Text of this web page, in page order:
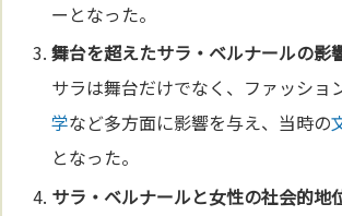
ーとなった。
舞台を超えたサラ・ベルナールの影
サラは舞台だけでなく、ファッショ
学など多方面に影響を与え、当時の
となった。
サラ・ベルナールと女性の社会的地